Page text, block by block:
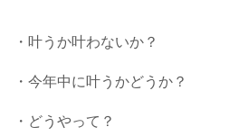
・叶うか叶わないか？
・今年中に叶うかどうか？
・どうやって？